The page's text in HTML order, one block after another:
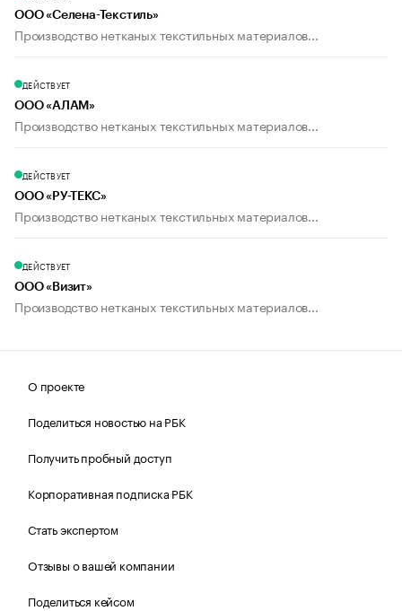
ООО «Селена-Текстиль»
Производство нетканых текстильных материалов...
ДЕЙСТВУЕТ
ООО «АЛАМ»
Производство нетканых текстильных материалов...
ДЕЙСТВУЕТ
ООО «РУ-ТЕКС»
Производство нетканых текстильных материалов...
ДЕЙСТВУЕТ
ООО «Визит»
Производство нетканых текстильных материалов...
О проекте
Поделиться новостью на РБК
Получить пробный доступ
Корпоративная подписка РБК
Стать экспертом
Отзывы о вашей компании
Поделиться кейсом